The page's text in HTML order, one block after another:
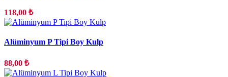
118,00 ₺
Alüminyum P Tipi Boy Kulp
88,00 ₺